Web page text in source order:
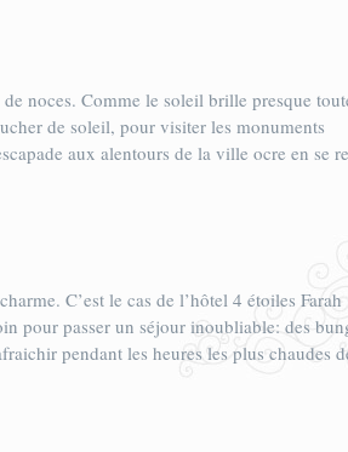
noces. Comme le soleil brille presque
de soleil, pour visiter les monuments
aux alentours de la ville ocre en se
C’est le cas de l’hôtel 4 étoiles Farah
pour passer un séjour inoubliable: des
pendant les heures les plus chaudes